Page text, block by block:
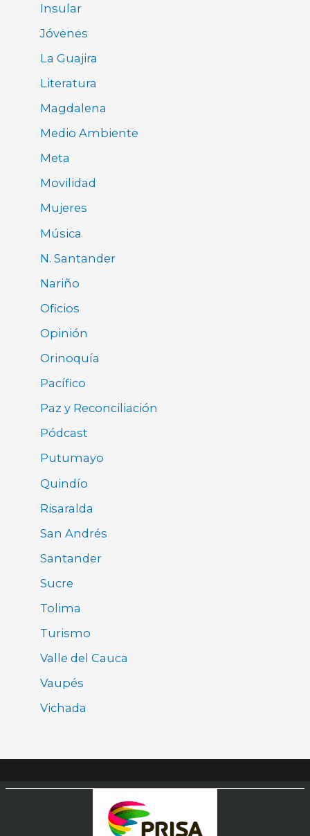
Insular
Jóvenes
La Guajira
Literatura
Magdalena
Medio Ambiente
Meta
Movilidad
Mujeres
Música
N. Santander
Nariño
Oficios
Opinión
Orinoquía
Pacífico
Paz y Reconciliación
Pódcast
Putumayo
Quindío
Risaralda
San Andrés
Santander
Sucre
Tolima
Turismo
Valle del Cauca
Vaupés
Vichada